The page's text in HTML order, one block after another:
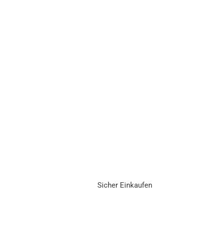
Sicher Einkaufen